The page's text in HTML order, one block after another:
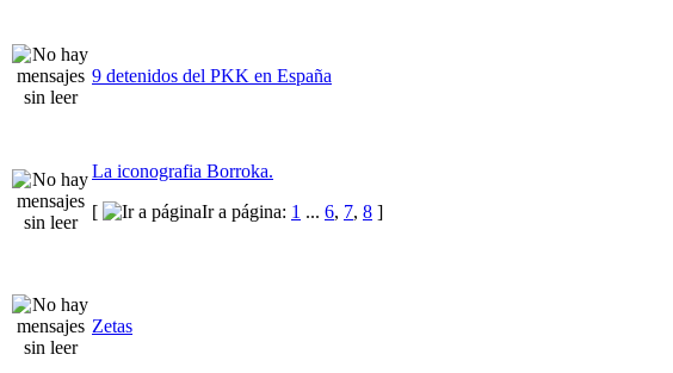
9 detenidos del PKK en España
La iconografia Borroka.
[
Ir a página: 1 ... 6, 7, 8 ]
Zetas